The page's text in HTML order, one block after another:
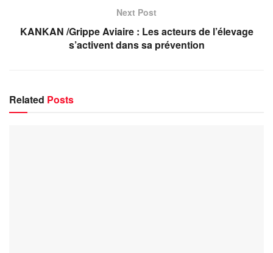
Next Post
KANKAN /Grippe Aviaire : Les acteurs de l’élevage
s’activent dans sa prévention
Related Posts